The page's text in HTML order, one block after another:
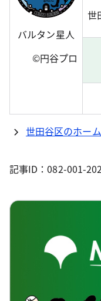
バルタン星人
©円谷プロ
世
世田谷区のホー
記事ID：082-001-